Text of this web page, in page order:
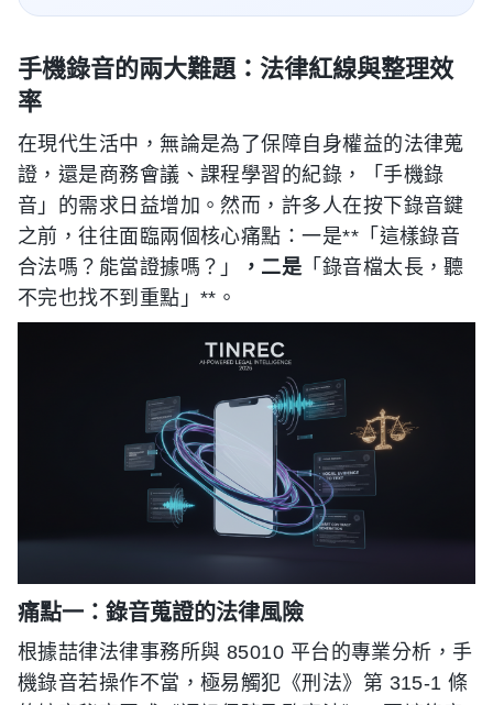
手機錄音的兩大難題：法律紅線與整理效
率
在現代生活中，無論是為了保障自身權益的法律蒐
證，還是商務會議、課程學習的紀錄，「手機錄
音」的需求日益增加。然而，許多人在按下錄音鍵
之前，往往面臨兩個核心痛點：一是**「這樣錄音
合法嗎？能當證據嗎？」
，二是「錄音檔太長，聽
不完也找不到重點」**。
痛點一：錄音蒐證的法律風險
根據喆律法律事務所與 85010 平台的專業分析，手
機錄音若操作不當，極易觸犯《刑法》第 315-1 條